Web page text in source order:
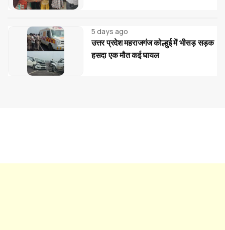
5 days ago
उत्तर प्रदेश महराजगंज कोल्हुई में भीसड़ सड़क
हसदा एक मौत कई घायल